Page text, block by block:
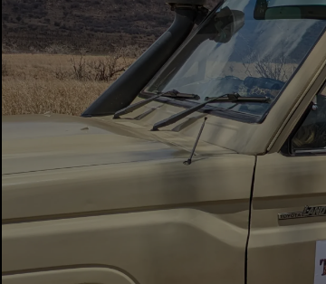
제인 R
2025-01-10
인
됨
사파리는 정말 충격적이었습니다! 모든
세부 사항이 완벽하게 관리되었으며 야생
동물은 숨이 막힐 정도로 아름답습니다.